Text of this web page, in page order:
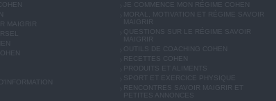
MAIGRIR
JE COMMENCE MON RÉGIME COHEN
MORAL, MOTIVATION ET RÉGIME SAVOIR
MAIGRIR
QUESTIONS SUR LE RÉGIME SAVOIR
MAIGRIR
OUTILS DE COACHING COHEN
RECETTES COHEN
PRODUITS ET ALIMENTS
SPORT ET EXERCICE PHYSIQUE
RENCONTRES SAVOIR MAIGRIR ET
PETITES ANNONCES